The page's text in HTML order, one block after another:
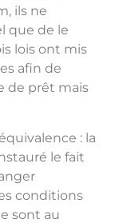
ils ne
que de le
lois ont mis
afin de
de prêt mais
: la
le fait
conditions
sont au